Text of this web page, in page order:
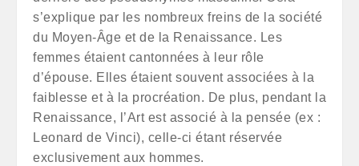
s’explique par les nombreux freins de la société
du Moyen-Âge et de la Renaissance. Les
femmes étaient cantonnées à leur rôle
d’épouse. Elles étaient souvent associées à la
faiblesse et à la procréation. De plus, pendant la
Renaissance, l’Art est associé à la pensée (ex :
Leonard de Vinci), celle-ci étant réservée
exclusivement aux hommes.